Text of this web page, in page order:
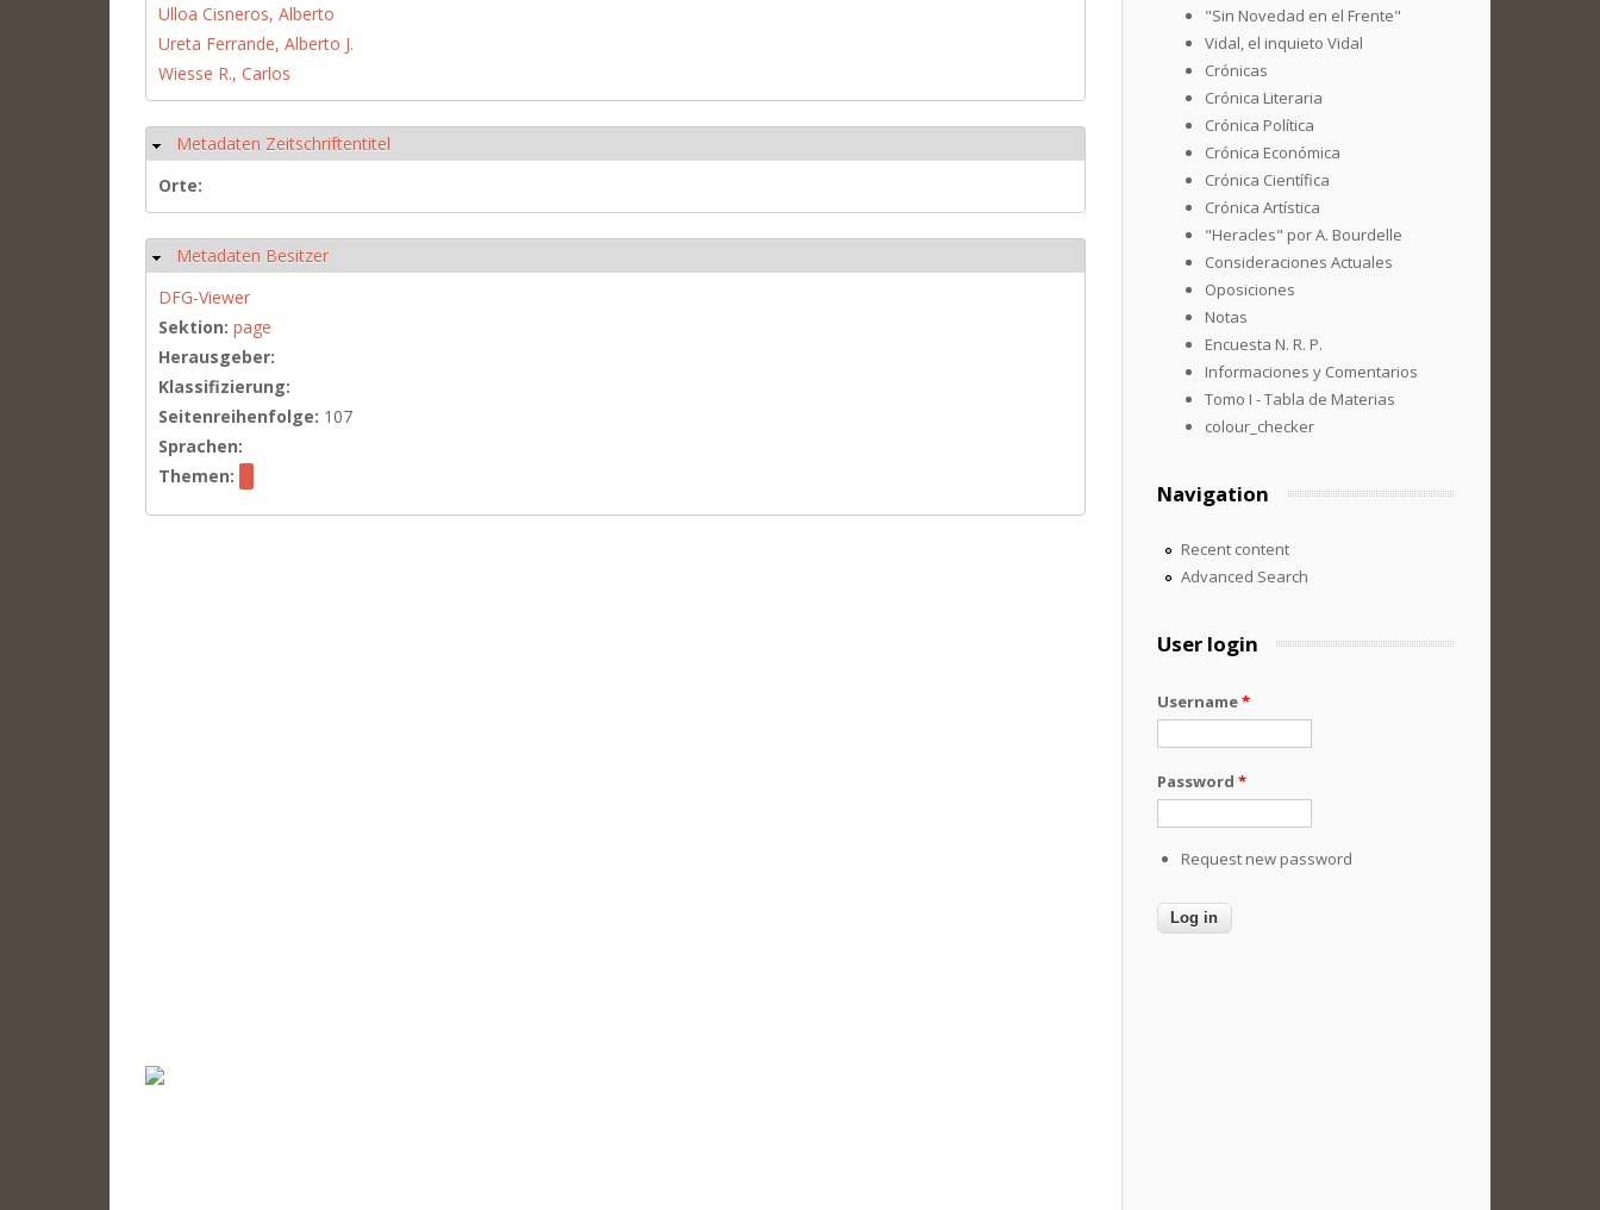
Ulloa Cisneros, Alberto
Ureta Ferrande, Alberto J.
Wiesse R., Carlos
Hide
Metadaten Zeitschriftentitel
Orte:
Hide
Metadaten Besitzer
DFG-Viewer
Sektion: page
Herausgeber:
Klassifizierung:
Seitenreihenfolge: 107
Sprachen:
Themen:
"Sin Novedad en el Frente"
Vidal, el inquieto Vidal
Crónicas
Crónica Literaria
Crónica Política
Crónica Económica
Crónica Científica
Crónica Artística
"Heracles" por A. Bourdelle
Consideraciones Actuales
Oposiciones
Notas
Encuesta N. R. P.
Informaciones y Comentarios
Tomo I - Tabla de Materias
colour_checker
Navigation
Recent content
Advanced Search
User login
Username*
Password *
Request new password